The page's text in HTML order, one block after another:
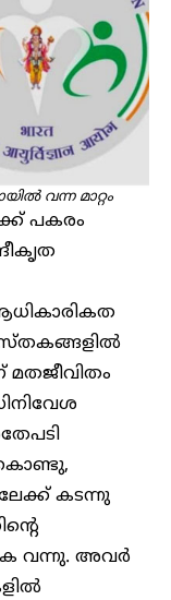
വന്ന മാറ്റം
പകരം
കടന്നു
വന്നു. അവർ